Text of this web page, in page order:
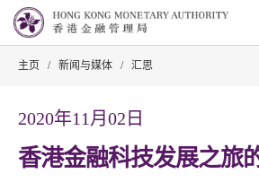
主页 / 新闻与媒体 / 汇思
2020年11月02日
香港金融科技发展之旅